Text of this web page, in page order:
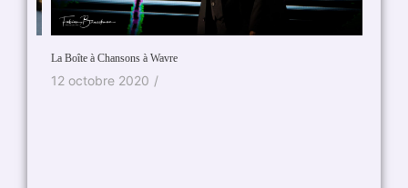
La Boîte à Chansons à Wavre
12 octobre 2020